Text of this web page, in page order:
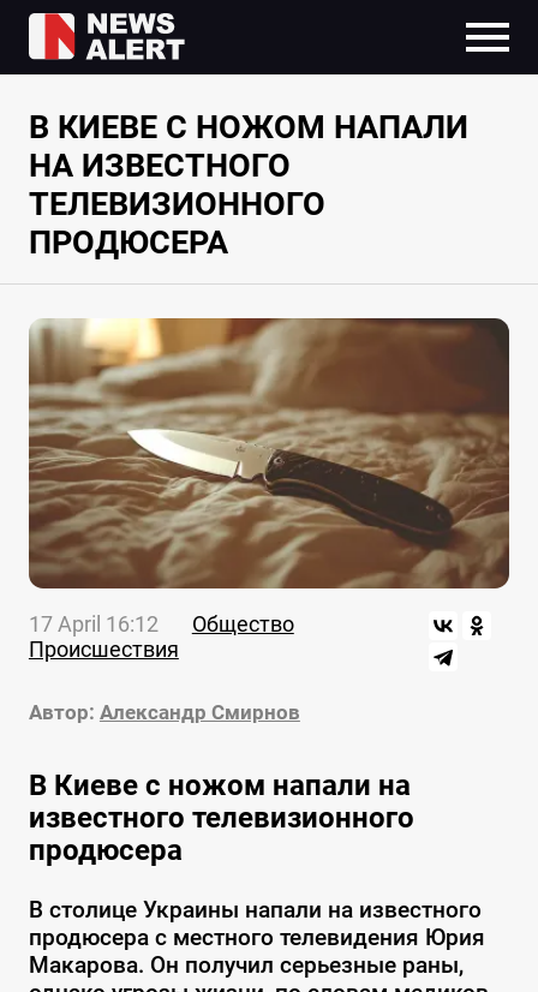
В КИЕВЕ С НОЖОМ НАПАЛИ
НА ИЗВЕСТНОГО
ТЕЛЕВИЗИОННОГО
ПРОДЮСЕРА
17 April 16:12
Общество
Происшествия
Автор: Александр Смирнов
В Киеве с ножом напали на
известного телевизионного
продюсера
В столице Украины напали на известного
продюсера с местного телевидения Юрия
Макарова. Он получил серьезные раны,